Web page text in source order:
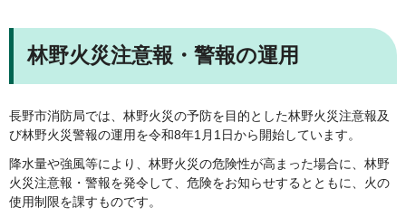
林野火災注意報・警報の運用
長野市消防局では、林野火災の予防を目的とした林野火災注意報及
び林野火災警報の運用を令和8年1月1日から開始しています。
降水量や強風等により、林野火災の危険性が高まった場合に、林野
火災注意報・警報を発令して、危険をお知らせするとともに、火の
使用制限を課すものです。